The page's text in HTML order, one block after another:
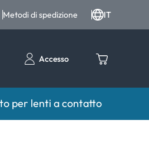
Metodi di spedizione IT
Accesso
per lenti a contatto